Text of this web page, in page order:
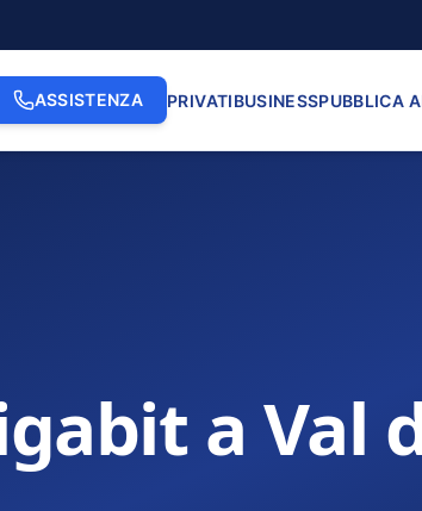
ASSISTENZA PRIVATIBUSINESSPUBBLICA
a Val